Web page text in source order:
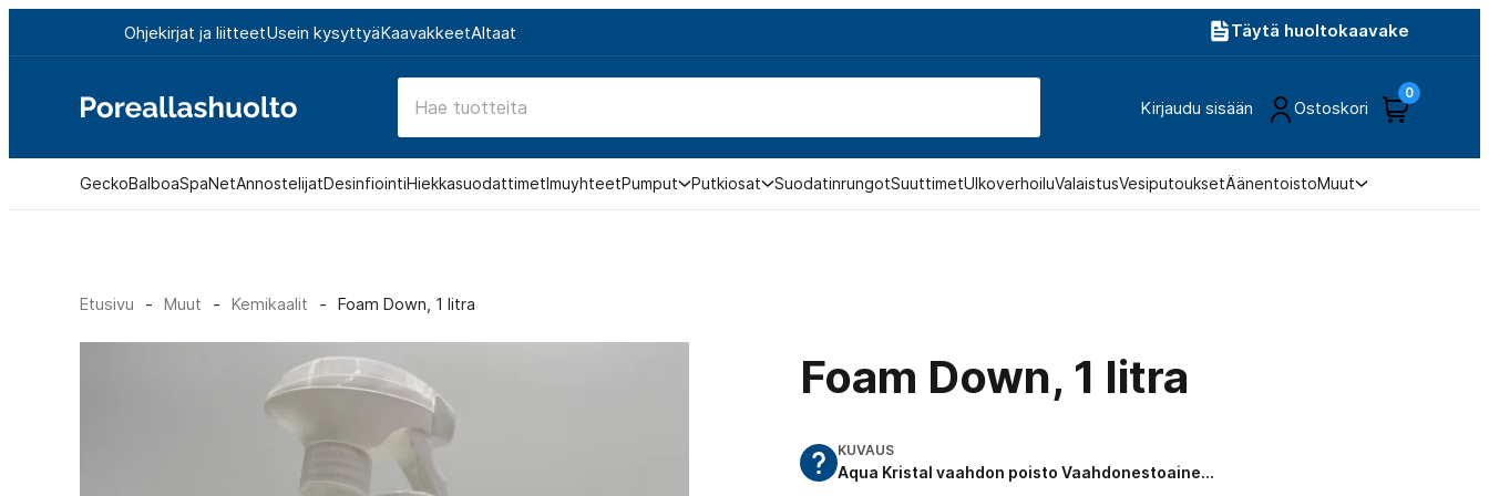
sisältöön
Ohjekirjat ja liitteetUsein kysyttyäKaavakkeetAltaat Täytä huoltokaavake
Poreallashuolto Kirjaudu sisään Ostoskori
0
GeckoBalboaSpaNetAnnostelijatDesinfiointiHiekkasuodattimetImuyhteetPumput Putkiosat SuodatinrungotSuuttimetUlkoverhoiluValaistusVesiputouksetÄänentoistoMuut
Etusivu - Muut - Kemikaalit - Foam Down, 1 litra
Foam Down, 1 litra
KUVAUS
Aqua Kristal vaahdon poisto Vaahdonestoaine…